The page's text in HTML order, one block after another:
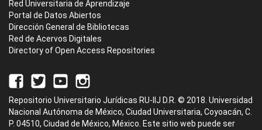
Red Universitaria de Aprendizaje
Portal de Datos Abiertos
Dirección General de Bibliotecas
Red de Acervos Digitales
Directory of Open Access Repositories
Repositorio Universitario Jurídicas RU-IIJ D.R. © 2018. Universidad
Nacional Autónoma de México, Ciudad Universitaria, Coyoacán, C.
P. 04510, Ciudad de México, México. Este sitio web puede ser